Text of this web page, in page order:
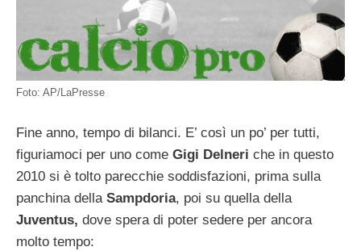
Foto: AP/LaPresse
Fine anno, tempo di bilanci. E’ così un po’ per tutti,
figuriamoci per uno come Gigi Delneri che in questo
2010 si è tolto parecchie soddisfazioni, prima sulla
panchina della Sampdoria, poi su quella della
Juventus, dove spera di poter sedere per ancora
molto tempo: